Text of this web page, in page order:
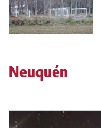
Neuquén